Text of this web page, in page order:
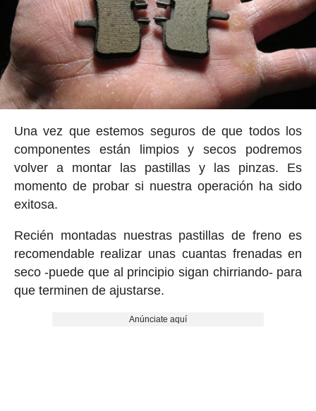
Una vez que estemos seguros de que todos los
componentes están limpios y secos podremos
volver a montar las pastillas y las pinzas. Es
momento de probar si nuestra operación ha sido
exitosa.
Recién montadas nuestras pastillas de freno es
recomendable realizar unas cuantas frenadas en
seco -puede que al principio sigan chirriando- para
que terminen de ajustarse.
Anúnciate aquí